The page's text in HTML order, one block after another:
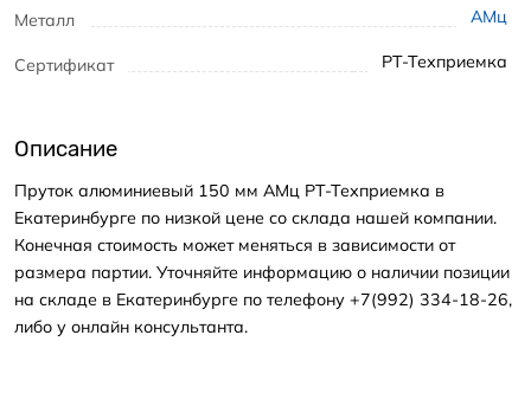
Металл АМц
Сертификат РТ-Техприемка
Описание
Пруток алюминиевый 150 мм АМц РТ-Техприемка в
Екатеринбурге по низкой цене со склада нашей компании.
Конечная стоимость может меняться в зависимости от
размера партии. Уточняйте информацию о наличии позиции
на складе в Екатеринбурге по телефону +7(992) 334-18-26,
либо у онлайн консультанта.